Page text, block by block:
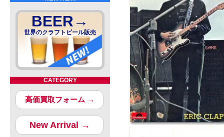
BEER→
世界のクラフトビール販売
CATEGORY
高価買取フォーム →
New Arrival →